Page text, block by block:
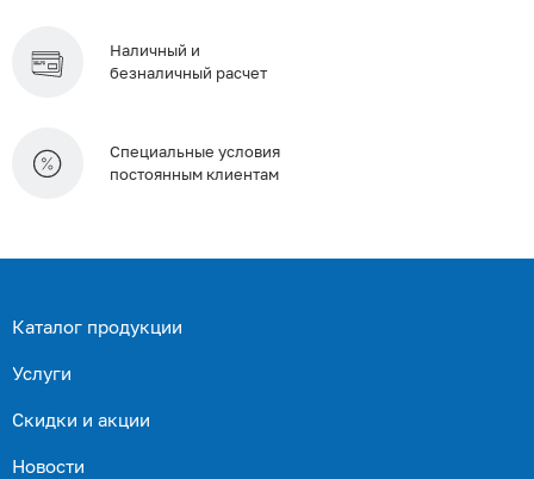
Специальные условия
постоянным клиентам
Наличный и
безналичный расчет
Каталог продукции
Услуги
Скидки и акции
Новости